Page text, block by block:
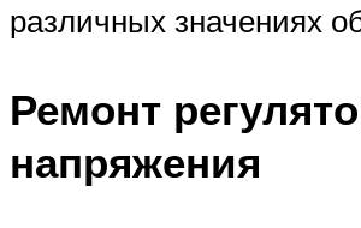
различных значениях
Ремонт
напряжения